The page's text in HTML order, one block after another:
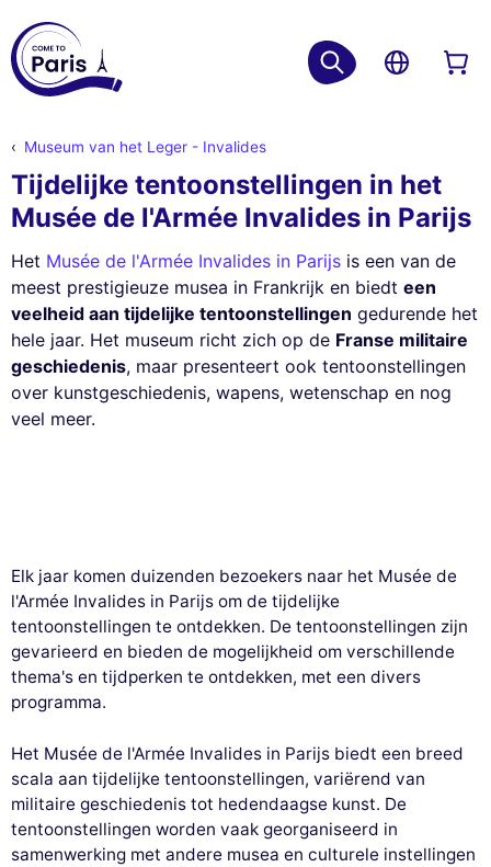
Museum van het Leger - Invalides
Tijdelijke tentoonstellingen in het
Musée de l'Armée Invalides in Parijs
Het Musée de l'Armée Invalides in Parijs is een van de
meest prestigieuze musea in Frankrijk en biedt een
veelheid aan tijdelijke tentoonstellingen gedurende het
hele jaar. Het museum richt zich op de Franse militaire
geschiedenis, maar presenteert ook tentoonstellingen
over kunstgeschiedenis, wapens, wetenschap en nog
veel meer.
Elk jaar komen duizenden bezoekers naar het Musée de
l'Armée Invalides in Parijs om de tijdelijke
tentoonstellingen te ontdekken. De tentoonstellingen zijn
gevarieerd en bieden de mogelijkheid om verschillende
thema's en tijdperken te ontdekken, met een divers
programma.
Het Musée de l'Armée Invalides in Parijs biedt een breed
scala aan tijdelijke tentoonstellingen, variërend van
militaire geschiedenis tot hedendaagse kunst. De
tentoonstellingen worden vaak georganiseerd in
samenwerking met andere musea en culturele instellingen